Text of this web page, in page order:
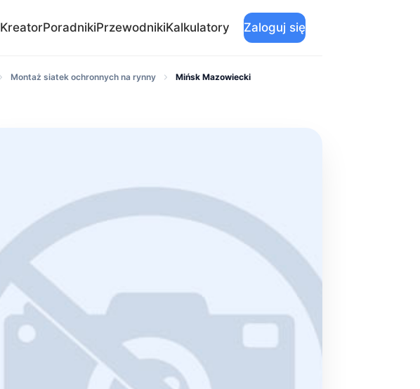
KreatorPoradnikiPrzewodnikiKalkulatory Zaloguj się
Montaż siatek ochronnych na rynny Mińsk Mazowiecki